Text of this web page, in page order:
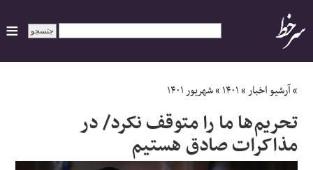
ایران
سیاسی
اقتصاد
»آرشیو اخبار»۱۴۰۱»شهریور ۱۴۰۱
تحریم‌ها ما را متوقف نکرد/ در
مذاکرات صادق هستیم